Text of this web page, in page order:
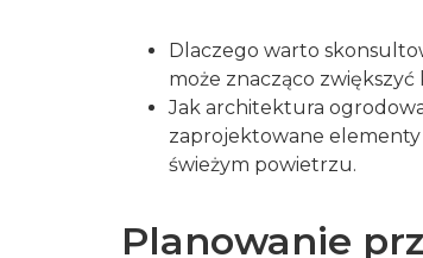
Dlaczego warto
może znacząco
Jak architektura
zaprojektowane elementy
świeżym powietrzu.
Planowanie